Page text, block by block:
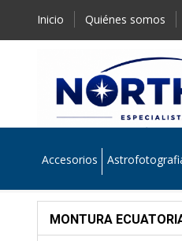
Inicio Quiénes somos
Accesorios
MONTURA